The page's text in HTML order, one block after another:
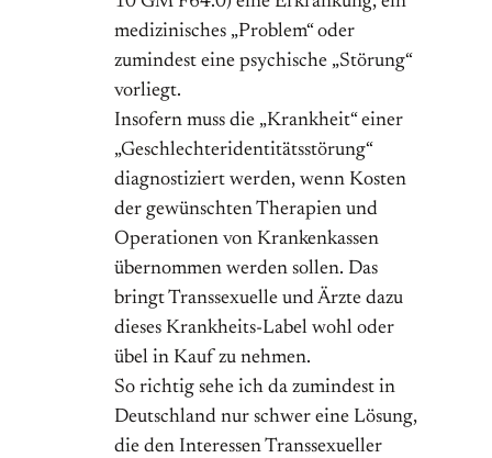
medizinisches „Problem“ oder
zumindest eine psychische „Störung“
vorliegt.
Insofern muss die „Krankheit“ einer
„Geschlechteridentitätsstörung“
diagnostiziert werden, wenn Kosten
der gewünschten Therapien und
Operationen von Krankenkassen
übernommen werden sollen. Das
bringt Transsexuelle und Ärzte dazu
dieses Krankheits-Label wohl oder
übel in Kauf zu nehmen.
So richtig sehe ich da zumindest in
Deutschland nur schwer eine Lösung,
die den Interessen Transsexueller